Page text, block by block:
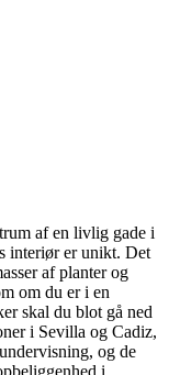
af en livlig gade i
interiør er unikt. Det
af planter og
om du er i en
skal du blot gå ned
i Sevilla og Cadiz,
og de